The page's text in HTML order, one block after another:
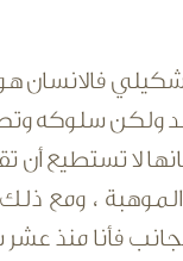
فالانسان
ولكن سلوكه
لا تستطيع
والموهبة ،
فأنا منذ